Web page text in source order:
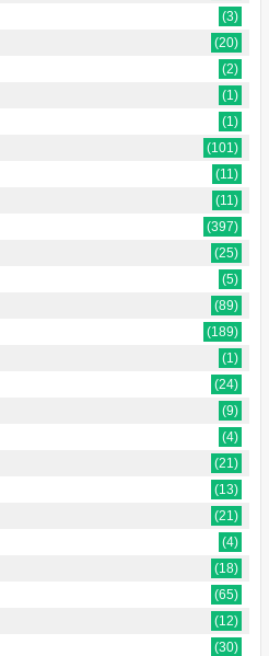
(3)
(20)
(2)
(1)
(1)
(101)
(11)
(11)
(397)
(25)
(5)
(89)
(189)
(1)
(24)
(9)
(4)
(21)
(13)
(21)
(4)
(18)
(65)
(12)
(30)